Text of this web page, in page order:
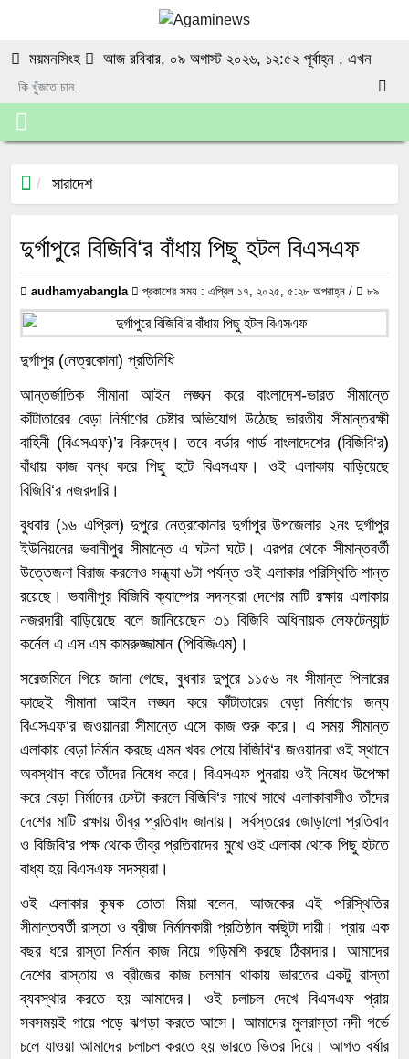
ময়মনসিংহ আজ রবিবার, ০৯ অগাস্ট ২০২৬, ১২:৫২ পূর্বাহ্ন , এখন
সারাদেশ
দুর্গাপুরে বিজিবি‘র বাঁধায় পিছু হটল বিএসএফ
audhamyabangla প্রকাশের সময় : এপ্রিল ১৭, ২০২৫, ৫:২৮ অপরাহ্ন / ৮৯
দুর্গাপুর (নেত্রকোনা) প্রতিনিধি
আন্তর্জাতিক সীমানা আইন লঙ্ঘন করে বাংলাদেশ-ভারত সীমান্তে
কাঁটাতারের বেড়া নির্মাণের চেষ্টার অভিযোগ উঠেছে ভারতীয় সীমান্তরক্ষী
বাহিনী (বিএসএফ)’র বিরুদ্ধে। তবে বর্ডার গার্ড বাংলাদেশের (বিজিবি‘র)
বাঁধায় কাজ বন্ধ করে পিছু হটে বিএসএফ। ওই এলাকায় বাড়িয়েছে
বিজিবি‘র নজরদারি।
বুধবার (১৬ এপ্রিল) দুপুরে নেত্রকোনার দুর্গাপুর উপজেলার ২নং দুর্গাপুর
ইউনিয়নের ভবানীপুর সীমান্তে এ ঘটনা ঘটে। এরপর থেকে সীমান্তবর্তী
উত্তেজনা বিরাজ করলেও সন্ধ্যা ৬টা পর্যন্ত ওই এলাকার পরিস্থিতি শান্ত
রয়েছে। ভবানীপুর বিজিবি ক্যাম্পের সদস্যরা দেশের মাটি রক্ষায় এলাকায়
নজরদারী বাড়িয়েছে বলে জানিয়েছেন ৩১ বিজিবি অধিনায়ক লেফটেন্যান্ট
কর্নেল এ এস এম কামরুজ্জামান (পিবিজিএম)।
সরেজমিনে গিয়ে জানা গেছে, বুধবার দুপুরে ১১৫৬ নং সীমান্ত পিলারের
কাছেই সীমানা আইন লঙ্ঘন করে কাঁটাতারের বেড়া নির্মাণের জন্য
বিএসএফ‘র জওয়ানরা সীমান্তে এসে কাজ শুরু করে। এ সময় সীমান্ত
এলাকায় বেড়া নির্মান করছে এমন খবর পেয়ে বিজিবি‘র জওয়ানরা ওই স্থানে
অবস্থান করে তাঁদের নিষেধ করে। বিএসএফ পুনরায় ওই নিষেধ উপেক্ষা
করে বেড়া নির্মানের চেস্টা করলে বিজিবি‘র সাথে সাথে এলাকাবাসীও তাঁদের
দেশের মাটি রক্ষায় তীব্র প্রতিবাদ জানায়। সর্বস্তরের জোড়ালো প্রতিবাদ
ও বিজিবি‘র পক্ষ থেকে তীব্র প্রতিবাদের মুখে ওই এলাকা থেকে পিছু হটতে
বাধ্য হয় বিএসএফ সদস্যরা।
ওই এলাকার কৃষক তোতা মিয়া বলেন, আজকের এই পরিস্থিতির
সীমান্তবর্তী রাস্তা ও ব্রীজ নির্মানকারী প্রতিষ্ঠান কছিুটা দায়ী। প্রায় এক
বছর ধরে রাস্তা নির্মান কাজ নিয়ে গড়িমশি করছে ঠিকাদার। আমাদের
দেশের রাস্তায় ও ব্রীজের কাজ চলমান থাকায় ভারতের একটু রাস্তা
ব্যবস্থার করতে হয় আমাদের। ওই চলাচল দেখে বিএসএফ প্রায়
সবসময়ই গায়ে পড়ে ঝগড়া করতে আসে। আমাদের মুলরাস্তা নদী গর্ভে
চলে যাওয়া আমাদের চলাচল করতে হয় ভারতে ভিতর দিয়ে। আগত বর্ষার